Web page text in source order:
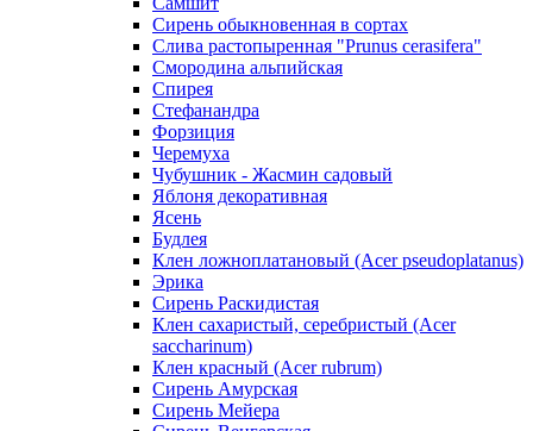
Сирень обыкновенная в сортах
Слива растопыренная "Prunus cerasifera"
Смородина альпийская
Спирея
Стефанандра
Форзиция
Черемуха
Чубушник - Жасмин садовый
Яблоня декоративная
Ясень
Будлея
Клен ложноплатановый (Acer pseudoplatanus)
Эрика
Сирень Раскидистая
Клен сахаристый, серебристый (Acer
saccharinum)
Клен красный (Acer rubrum)
Сирень Амурская
Сирень Мейера